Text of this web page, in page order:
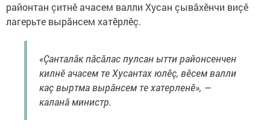
районтан çитнĕ ачасем валли Хусан çывӑхӗнчи виçӗ
лагерьте вырӑнсем хатӗрлӗç.
«Çанталӑк пăсăлас пулсан ытти районсенчен
килнĕ ачасем те Хусантах юлĕç, вĕсем валли
каç выртма вырӑнсем те хатерленĕ», —
каланӑ министр.